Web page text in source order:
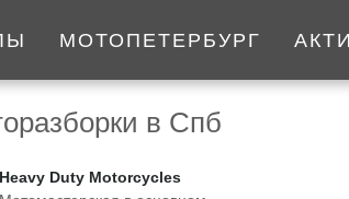
МОТОПЕТЕРБУРГ
в Спб
Heavy Duty Motorcycles